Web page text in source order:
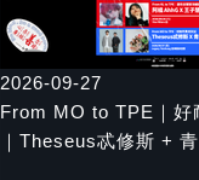
2026-09-27
From MO to TPE｜好
｜Theseus忒修斯 +